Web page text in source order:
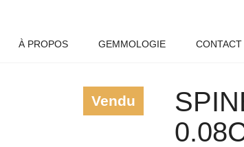
À PROPOS GEMMOLOGIE CONTACT
Vendu